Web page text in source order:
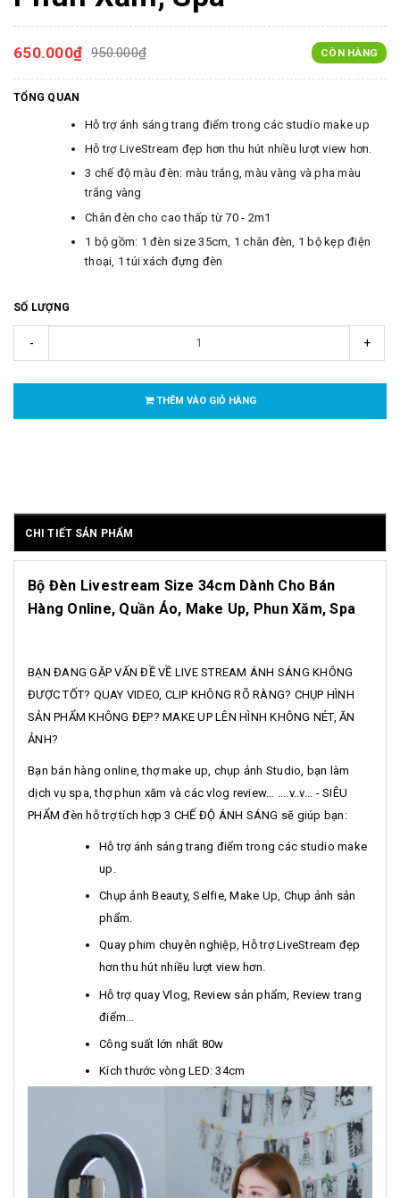
650.000₫ 950.000₫ CÒN HÀNG
TỔNG QUAN
Hỗ trợ ánh sáng trang điểm trong các studio make up
Hỗ trợ LiveStream đẹp hơn thu hút nhiều lượt view hơn.
3 chế độ màu đèn: màu trắng, màu vàng và pha màu
trắng vàng
Chân đèn cho cao thấp từ 70 - 2m1
1 bộ gồm: 1 đèn size 35cm, 1 chân đèn, 1 bộ kẹp điện
thoại, 1 túi xách đựng đèn
SỐ LƯỢNG
- +
THÊM VÀO GIỎ HÀNG
CHI TIẾT SẢN PHẨM
Bộ Đèn Livestream Size 34cm Dành Cho Bán
Hàng Online, Quần Áo, Make Up, Phun Xăm, Spa
BẠN ĐANG GẶP VẤN ĐỀ VỀ LIVE STREAM ÁNH SÁNG KHÔNG
ĐƯỢC TỐT? QUAY VIDEO, CLIP KHÔNG RÕ RÀNG? CHỤP HÌNH
SẢN PHẨM KHÔNG ĐẸP? MAKE UP LÊN HÌNH KHÔNG NÉT, ĂN
ẢNH?
Bạn bán hàng online, thợ make up, chụp ảnh Studio, bạn làm
dịch vụ spa, thợ phun xăm và các vlog review… ....v..v... - SIÊU
PHẨM đèn hỗ trợ tích hợp 3 CHẾ ĐỘ ÁNH SÁNG sẽ giúp bạn:
Hỗ trợ ánh sáng trang điểm trong các studio make
up.
Chụp ảnh Beauty, Selfie, Make Up, Chụp ảnh sản
phẩm.
Quay phim chuyên nghiệp, Hỗ trợ LiveStream đẹp
hơn thu hút nhiều lượt view hơn.
Hỗ trợ quay Vlog, Review sản phẩm, Review trang
điểm…
Công suất lớn nhất 80w
Kích thước vòng LED: 34cm